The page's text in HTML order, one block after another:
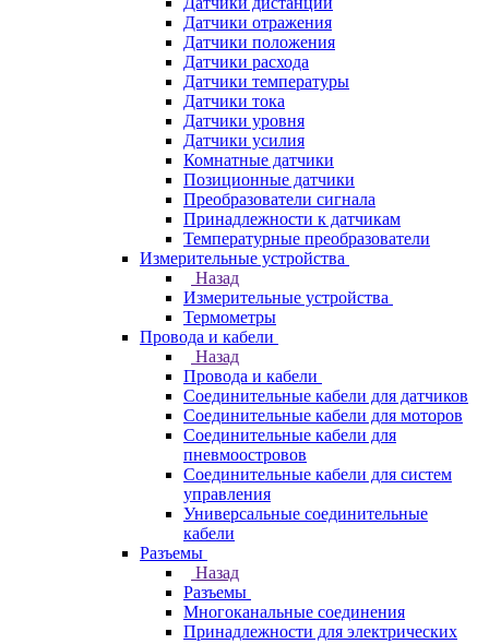
Датчики отражения
Датчики положения
Датчики расхода
Датчики температуры
Датчики тока
Датчики уровня
Датчики усилия
Комнатные датчики
Позиционные датчики
Преобразователи сигнала
Принадлежности к датчикам
Температурные преобразователи
Измерительные устройства
Назад
Измерительные устройства
Термометры
Провода и кабели
Назад
Провода и кабели
Соединительные кабели для датчиков
Соединительные кабели для моторов
Соединительные кабели для
пневмоостровов
Соединительные кабели для систем
управления
Универсальные соединительные
кабели
Разъемы
Назад
Разъемы
Многоканальные соединения
Принадлежности для электрических